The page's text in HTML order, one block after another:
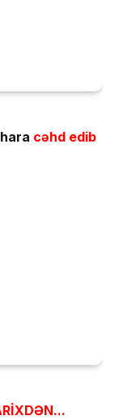
cəhd edib